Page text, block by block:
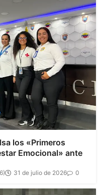
los «Primeros
Emocional» ante
31 de julio de 2026 0